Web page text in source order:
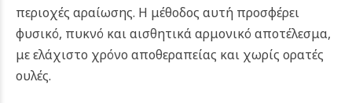
περιοχές αραίωσης. Η μέθοδος αυτή προσφέρει
φυσικό, πυκνό και αισθητικά αρμονικό αποτέλεσμα,
με ελάχιστο χρόνο αποθεραπείας και χωρίς ορατές
ουλές.